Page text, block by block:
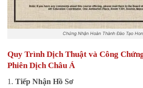
Chứng Nhận Hoàn Thành Đào Tạo
Quy Trình Dịch Thuật và Công
Phiên Dịch Châu Á
1. Tiếp Nhận Hồ Sơ